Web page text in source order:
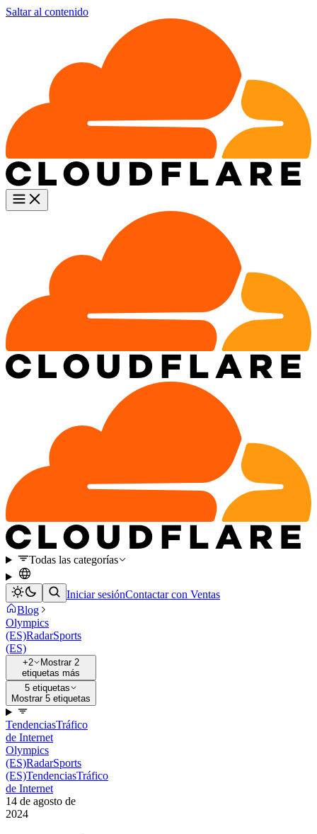
Saltar al contenido
Todas las categorías
Iniciar sesiónContactar con Ventas
Blog
Olympics
(ES)RadarSports
(ES)
+2
Mostrar 2
etiquetas más
5 etiquetas
Mostrar 5 etiquetas
TendenciasTráfico
de Internet
Olympics
(ES)RadarSports
(ES)TendenciasTráfico
de Internet
14 de agosto de
2024